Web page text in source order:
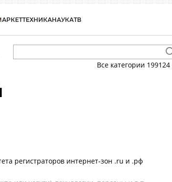
ТЕХНИКАНАУКАТВ
Все категории 199124
регистраторов интернет-зон .ru и .рф